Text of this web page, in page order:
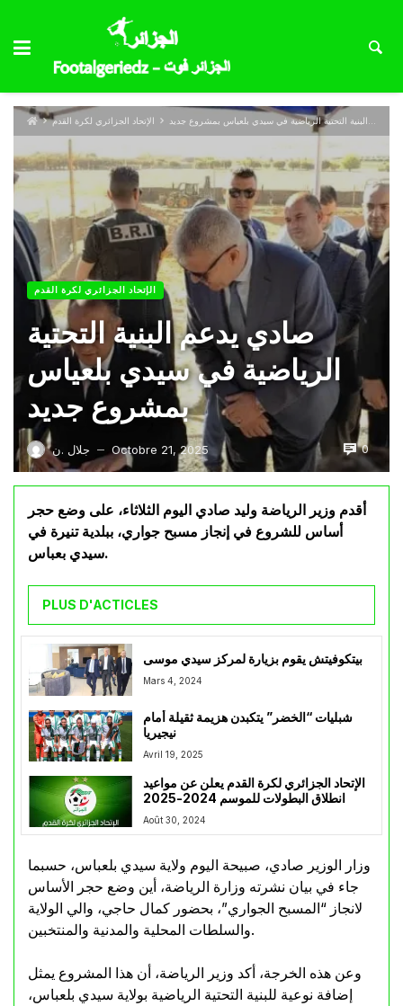
الإتحاد الجزائري لكرة القدم صادي يدعم البنية التحتية الرياضية في سيدي بلعياس بمشروع جديد
الإتحاد الجزائري لكرة القدم
صادي يدعم البنية التحتية
الرياضية في سيدي بلعياس
بمشروع جديد
جلال .ن — Octobre 21, 2025 0
أقدم وزير الرياضة وليد صادي اليوم الثلاثاء، على وضع حجر
أساس للشروع في إنجاز مسبح جواري، ببلدية تنيرة في
سيدي بعباس.
PLUS D'ACTICLES
بيتكوفيتش يقوم بزيارة لمركز سيدي موسى
Mars 4, 2024
شبليات “الخضر” يتكبدن هزيمة ثقيلة أمام
نيجيريا
Avril 19, 2025
الإتحاد الجزائري لكرة القدم يعلن عن مواعيد
انطلاق البطولات للموسم 2024-2025
Août 30, 2024
وزار الوزير صادي، صبيحة اليوم ولاية سيدي بلعباس، حسبما
جاء في بيان نشرته وزارة الرياضة، أين وضع حجر الأساس
لانجاز “المسبح الجواري”، بحضور كمال حاجي، والي الولاية
والسلطات المحلية والمدنية والمنتخبين.
وعن هذه الخرجة، أكد وزير الرياضة، أن هذا المشروع يمثل
إضافة نوعية للبنية التحتية الرياضية بولاية سيدي بلعباس،